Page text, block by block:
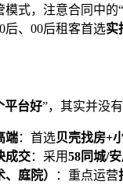
模式，注意合同中的
后、00后租客首选实
平台好”，其实并没
端：首选贝壳找房+
成交：采用58同城/
庭院）
：重点运营